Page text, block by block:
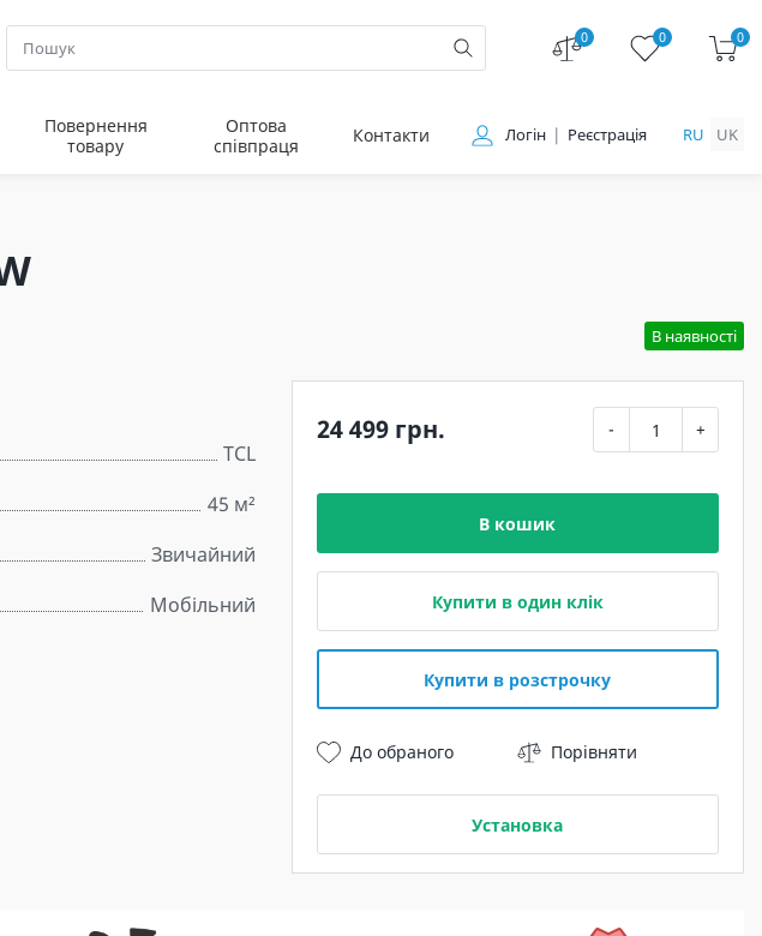
0 0 0
Повернення
товару
Оптова
співпраця
Контакти Логін Реєстрація RU UK
В наявності
TCL
45 м²
Звичайний
Мобільний
24 499 грн. - +
В кошик
Купити в один клік
Купити в розстрочку
До обраного Порівняти
Установка